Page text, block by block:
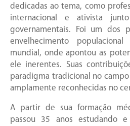
dedicadas ao tema, como
internacional e ativista
governamentais. Foi um dos
envelhecimento
mundial, onde apontou as
ele inerentes. Suas
paradigma tradicional no
amplamente reconhecidas no
A partir de sua formação
passou 35 anos estudando